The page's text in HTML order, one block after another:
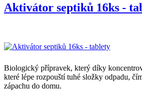
Aktivátor septiků 16ks -
Biologický přípravek, který díky
které lépe rozpouští tuhé složky odpadu,
zápachu do domu.